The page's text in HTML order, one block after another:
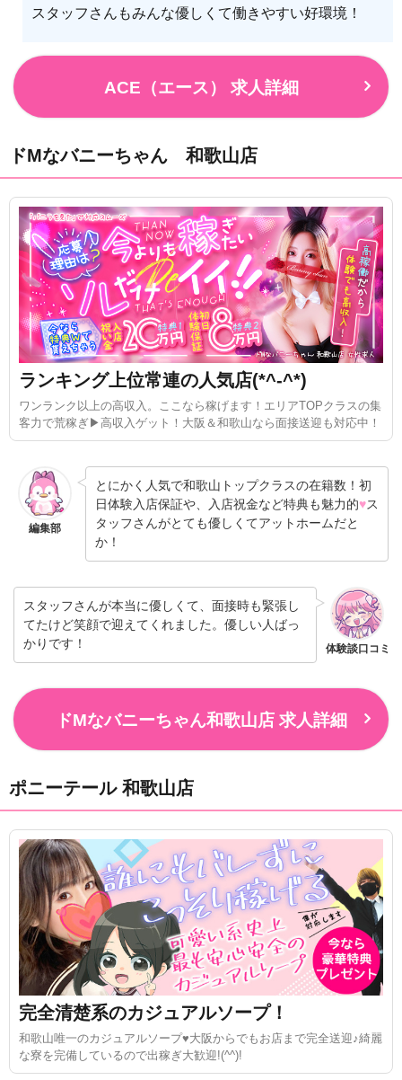
スタッフさんもみんな優しくて働きやすい好環境！
ACE（エース） 求人詳細
ドMなバニーちゃん 和歌山店
ランキング上位常連の人気店(*^-^*)
ワンランク以上の高収入。ここなら稼げます！エリアTOPクラスの集
客力で荒稼ぎ▶高収入ゲット！大阪＆和歌山なら面接送迎も対応中！
編集部
とにかく人気で和歌山トップクラスの在籍数！初
日体験入店保証や、入店祝金など特典も魅力的♥ス
タッフさんがとても優しくてアットホームだと
か！
体験談口コミ
スタッフさんが本当に優しくて、面接時も緊張し
てたけど笑顔で迎えてくれました。優しい人ばっ
かりです！
ドMなバニーちゃん和歌山店 求人詳細
ポニーテール 和歌山店
完全清楚系のカジュアルソープ！
和歌山唯一のカジュアルソープ♥大阪からでもお店まで完全送迎♪綺麗
な寮を完備しているので出稼ぎ大歓迎!(^^)!